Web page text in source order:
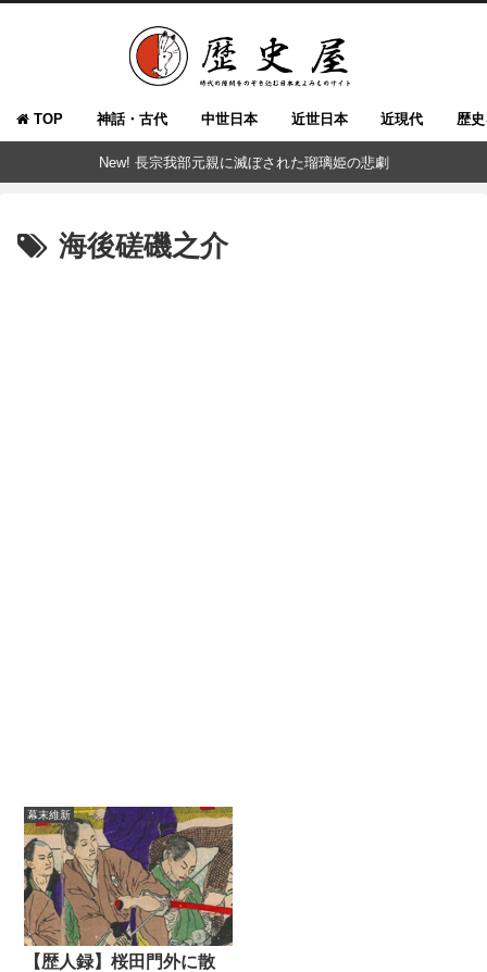
TOP 神話・古代 中世日本 近世日本 近現代 歴
New! 長宗我部元親に滅ぼされた瑠璃姫の悲劇
海後磋磯之介
幕末維新
【歴人録】桜田門外に散